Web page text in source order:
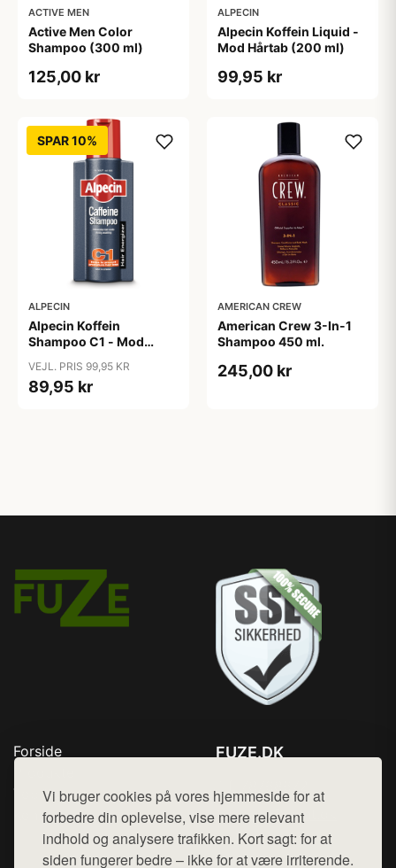
Vi bruger cookies på vores hjemmeside for at
forbedre din oplevelse, vise mere relevant
indhold og analysere trafikken. Kort sagt: for at
siden fungerer bedre – ikke for at være irriterende.
ACTIVE MEN
Active Men Color
Shampoo (300 ml)
125,00 kr
ALPECIN
Alpecin Koffein Liquid -
Mod Hårtab (200 ml)
99,95 kr
SPAR 10%
ALPECIN
Alpecin Koffein
Shampoo C1 - Mod
VEJL. PRIS 99,95 KR
89,95 kr
AMERICAN CREW
American Crew 3-In-1
Shampoo 450 ml.
245,00 kr
Forside
Top Rabatter
Kontakt
FUZE.DK
Mail: hej@want.dk
Cookie- og privatlivspolitik